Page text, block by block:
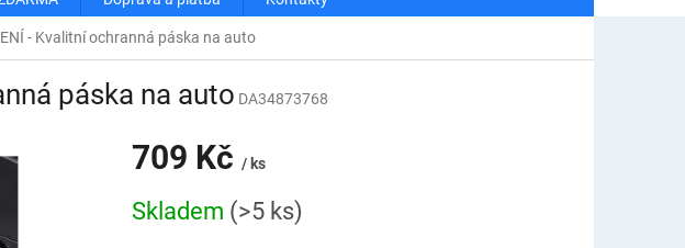
- Kvalitní ochranná páska na auto
páska na auto DA34873768
709 Kč / ks
cena:
Skladem (>5 ks)